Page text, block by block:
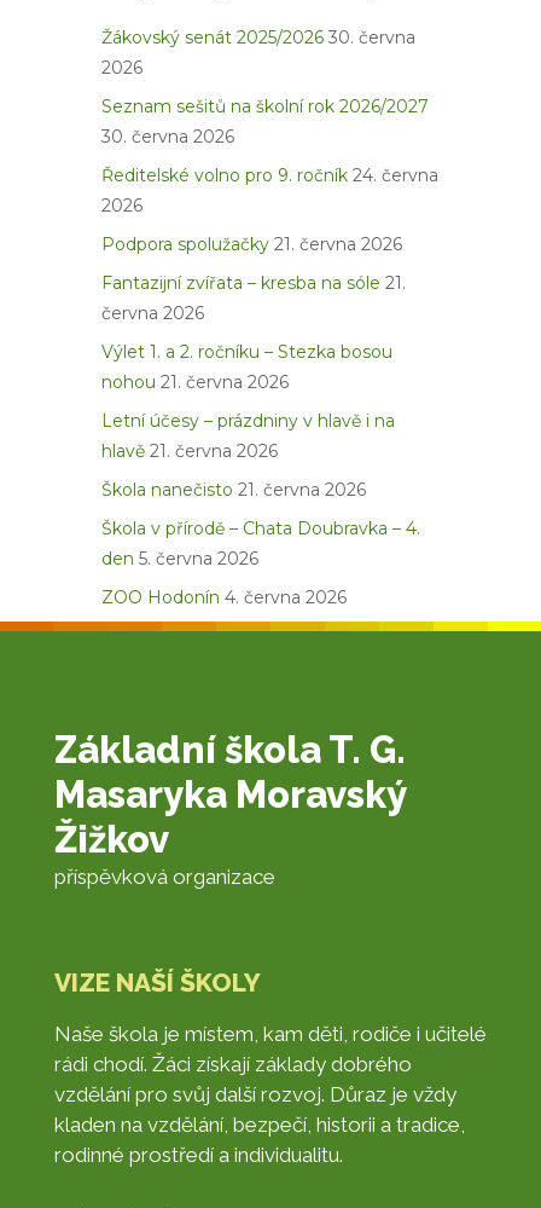
Žákovský senát 2025/2026 30. června
2026
Seznam sešitů na školní rok 2026/2027
30. června 2026
Ředitelské volno pro 9. ročník 24. června
2026
Podpora spolužačky 21. června 2026
Fantazijní zvířata – kresba na sóle 21.
června 2026
Výlet 1. a 2. ročníku – Stezka bosou
nohou 21. června 2026
Letní účesy – prázdniny v hlavě i na
hlavě 21. června 2026
Škola nanečisto 21. června 2026
Škola v přírodě – Chata Doubravka – 4.
den 5. června 2026
ZOO Hodonín 4. června 2026
Základní škola T. G.
Masaryka Moravský
Žižkov
příspěvková organizace
VIZE NAŠÍ ŠKOLY
Naše škola je místem, kam děti, rodiče i učitelé
rádi chodí. Žáci získají základy dobrého
vzdělání pro svůj další rozvoj. Důraz je vždy
kladen na vzdělání, bezpečí, historii a tradice,
rodinné prostředí a individualitu.